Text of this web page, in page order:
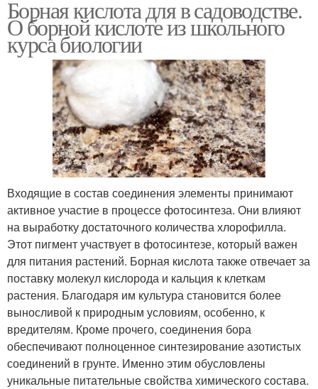
Борная кислота для в садоводстве.
О борной кислоте из школьного
курса биологии
Входящие в состав соединения элементы принимают
активное участие в процессе фотосинтеза. Они влияют
на выработку достаточного количества хлорофилла.
Этот пигмент участвует в фотосинтезе, который важен
для питания растений. Борная кислота также отвечает за
поставку молекул кислорода и кальция к клеткам
растения. Благодаря им культура становится более
выносливой к природным условиям, особенно, к
вредителям. Кроме прочего, соединения бора
обеспечивают полноценное синтезирование азотистых
соединений в грунте. Именно этим обусловлены
уникальные питательные свойства химического состава.